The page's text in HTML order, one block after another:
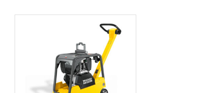
SISTĒMAS
AKCIJA PAVASARIS